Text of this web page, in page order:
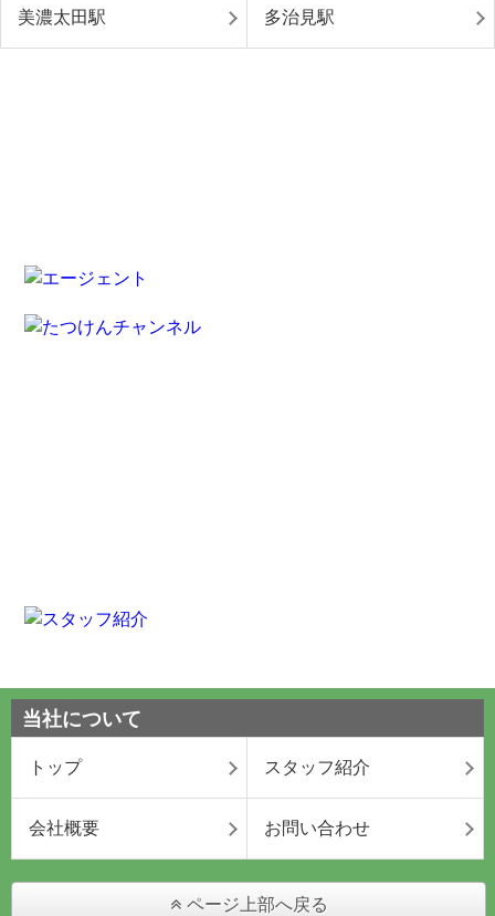
美濃太田駅 多治見駅
当社について
トップ スタッフ紹介
会社概要 お問い合わせ
ページ上部へ戻る